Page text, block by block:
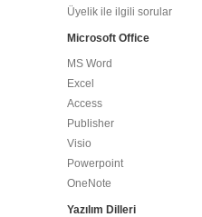
Üyelik ile ilgili sorular
Microsoft Office
MS Word
Excel
Access
Publisher
Visio
Powerpoint
OneNote
Yazılım Dilleri